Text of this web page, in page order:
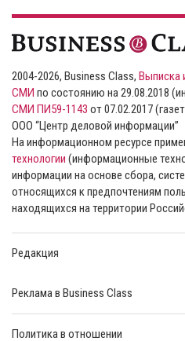
2004-2026, Business Class, Выписка
СМИ по состоянию на 29.08.2018
СМИ ПИ59-1143 от 07.02.2017
ООО “Центр деловой информации”
На информационном ресурсе
технологии (информационные
информации на основе сбора,
относящихся к предпочтениям
находящихся на территории
Редакция
Реклама в Business Class
Политика в отношении